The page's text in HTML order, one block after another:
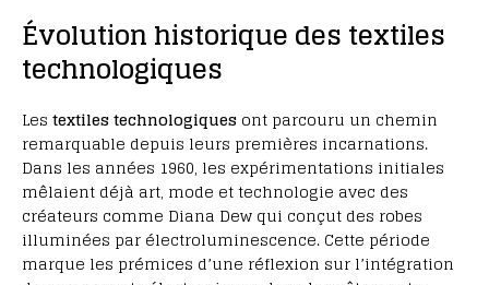
Évolution historique des textiles
technologiques
Les textiles technologiques ont parcouru un chemin
remarquable depuis leurs premières incarnations.
Dans les années 1960, les expérimentations initiales
mêlaient déjà art, mode et technologie avec des
créateurs comme Diana Dew qui conçut des robes
illuminées par électroluminescence. Cette période
marque les prémices d’une réflexion sur l’intégration